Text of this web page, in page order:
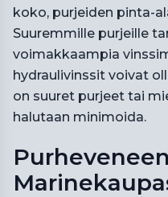
koko, purjeiden pinta-
Suuremmille purjeille
voimakkaampia
hydraulivinssit voivat
on suuret purjeet tai
halutaan minimoida.